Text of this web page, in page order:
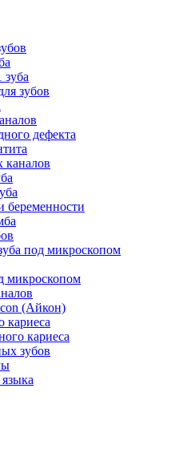
зуба
зубов
дефекта
каналов
беременности
под микроскопом
микроскопом
(Айкон)
кариеса
кариеса
зубов